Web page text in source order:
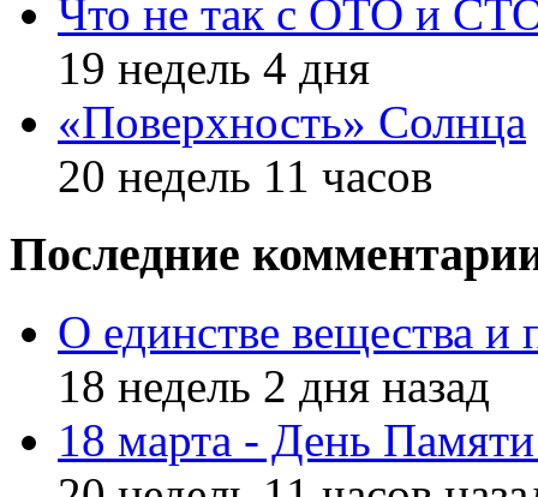
Что не так с ОТО и
19 недель 4 дня
«Поверхность» Солнца
20 недель 11 часов
Последние
О единстве вещества и
18 недель 2 дня назад
18 марта - День